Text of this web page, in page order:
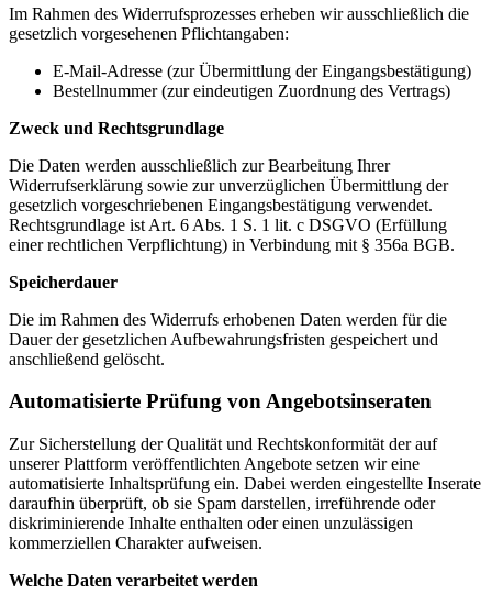
Im Rahmen des Widerrufsprozesses erheben wir ausschließlich die
gesetzlich vorgesehenen Pflichtangaben:
E-Mail-Adresse (zur Übermittlung der Eingangsbestätigung)
Bestellnummer (zur eindeutigen Zuordnung des Vertrags)
Zweck und Rechtsgrundlage
Die Daten werden ausschließlich zur Bearbeitung Ihrer
Widerrufserklärung sowie zur unverzüglichen Übermittlung der
gesetzlich vorgeschriebenen Eingangsbestätigung verwendet.
Rechtsgrundlage ist Art. 6 Abs. 1 S. 1 lit. c DSGVO (Erfüllung
einer rechtlichen Verpflichtung) in Verbindung mit § 356a BGB.
Speicherdauer
Die im Rahmen des Widerrufs erhobenen Daten werden für die
Dauer der gesetzlichen Aufbewahrungsfristen gespeichert und
anschließend gelöscht.
Automatisierte Prüfung von Angebotsinseraten
Zur Sicherstellung der Qualität und Rechtskonformität der auf
unserer Plattform veröffentlichten Angebote setzen wir eine
automatisierte Inhaltsprüfung ein. Dabei werden eingestellte Inserate
daraufhin überprüft, ob sie Spam darstellen, irreführende oder
diskriminierende Inhalte enthalten oder einen unzulässigen
kommerziellen Charakter aufweisen.
Welche Daten verarbeitet werden